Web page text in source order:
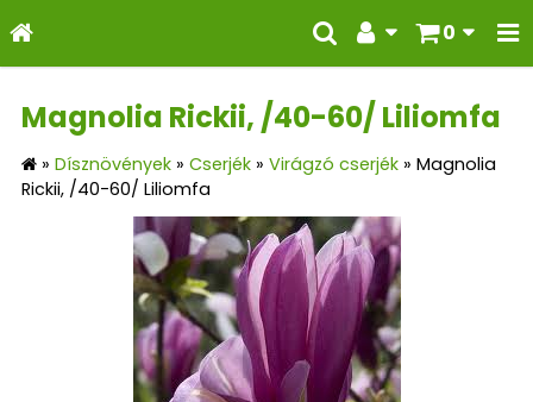
0
Magnolia Rickii, /40-60/ Liliomfa
» Dísznövények » Cserjék » Virágzó cserjék » Magnolia
Rickii, /40-60/ Liliomfa